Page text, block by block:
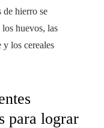
de hierro se
huevos, las
y los cereales
para lograr